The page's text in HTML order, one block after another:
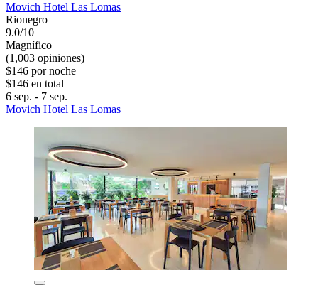
Movich Hotel Las Lomas
Rionegro
9.0/10
Magnífico
(1,003 opiniones)
$146 por noche
$146 en total
6 sep. - 7 sep.
Movich Hotel Las Lomas